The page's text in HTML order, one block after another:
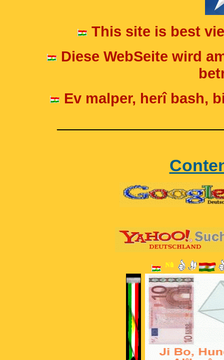
This site is best
Diese WebSeite wird
Ev malper, herî bash,